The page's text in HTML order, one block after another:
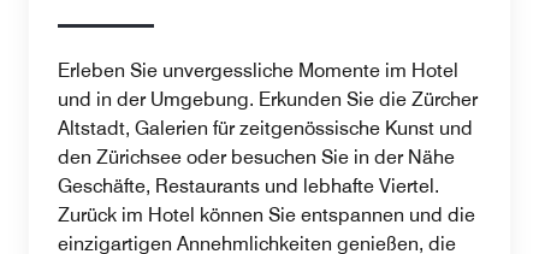
Erleben Sie unvergessliche Momente im Hotel
und in der Umgebung. Erkunden Sie die Zürcher
Altstadt, Galerien für zeitgenössische Kunst und
den Zürichsee oder besuchen Sie in der Nähe
Geschäfte, Restaurants und lebhafte Viertel.
Zurück im Hotel können Sie entspannen und die
einzigartigen Annehmlichkeiten genießen, die